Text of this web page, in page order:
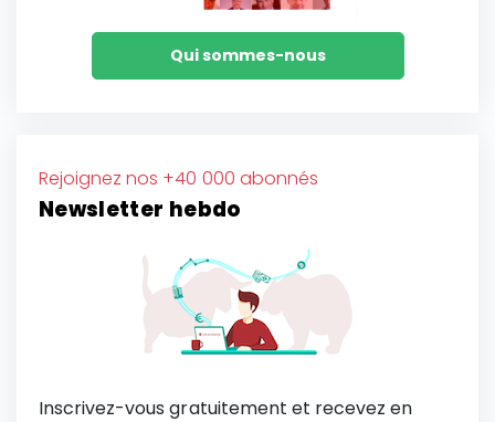
Qui sommes-nous
Rejoignez nos +40 000 abonnés
Newsletter hebdo
Inscrivez-vous gratuitement et recevez en